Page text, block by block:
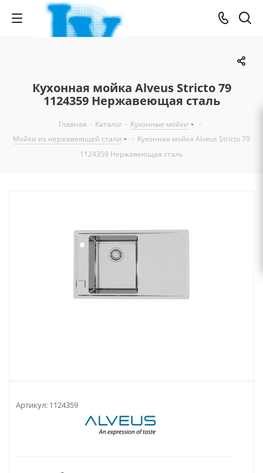
Кухонная мойка Alveus Stricto 79
1124359 Нержавеющая сталь
Главная - Каталог - Кухонные мойки
-
Мойки из нержавеющей стали
- Кухонная мойка Alveus Stricto 79
1124359 Нержавеющая сталь
Артикул: 1124359